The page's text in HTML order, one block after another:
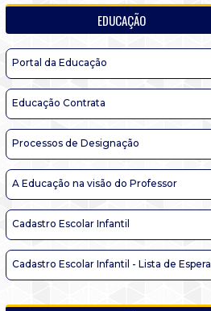
EDUCAÇÃO
Portal da Educação
Educação Contrata
Processos de Designação
A Educação na visão do Professor
Cadastro Escolar Infantil
Cadastro Escolar Infantil - Lista de Espera